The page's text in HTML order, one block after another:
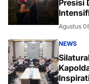
Presisi
Agustus
NEWS